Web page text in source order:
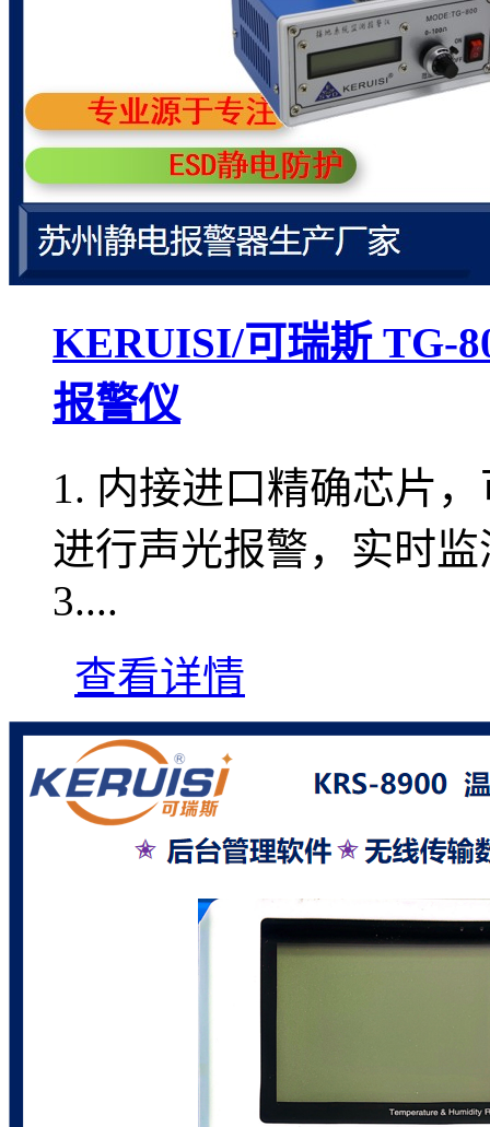
KERUISI/可瑞斯 TG-
报警仪
1. 内接进口精确芯片
进行声光报警，实时
3....
查看详情